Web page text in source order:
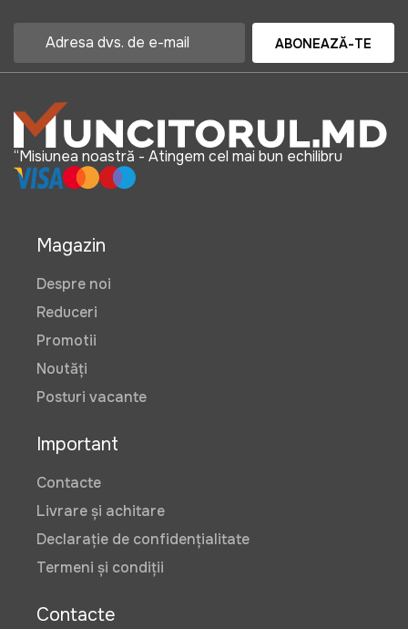
ABONEAZĂ-TE
“Misiunea noastră - Atingem cel mai bun echilibru
Magazin
Despre noi
Reduceri
Promotii
Noutăți
Posturi vacante
Important
Contacte
Livrare și achitare
Declarație de confidențialitate
Termeni și condiții
Contacte